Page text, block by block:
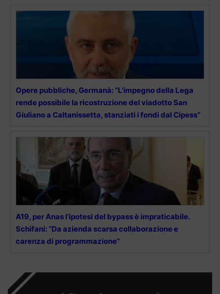
Opere pubbliche, Germanà: “L’impegno della Lega
rende possibile la ricostruzione del viadotto San
Giuliano a Caltanissetta, stanziati i fondi dal Cipess”
A19, per Anas l’ipotesi del bypass è impraticabile.
Schifani: “Da azienda scarsa collaborazione e
carenza di programmazione”